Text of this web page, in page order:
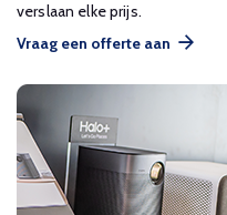
verslaan elke prijs.
Vraag een offerte aan